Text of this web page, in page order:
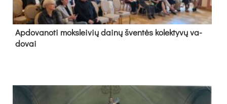
Ap­do­va­no­ti moks­lei­vių dai­nų šven­tės ko­lek­ty­vų va­
do­vai